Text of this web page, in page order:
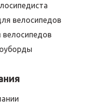
велосипедов
велосипедов